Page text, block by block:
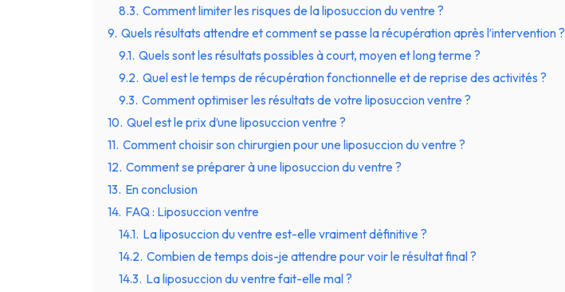
8.3. Comment limiter les risques de la liposuccion du ventre ?
9. Quels résultats attendre et comment se passe la récupération après l’intervention ?
9.1. Quels sont les résultats possibles à court, moyen et long terme ?
9.2. Quel est le temps de récupération fonctionnelle et de reprise des activités ?
9.3. Comment optimiser les résultats de votre liposuccion ventre ?
10. Quel est le prix d’une liposuccion ventre ?
11. Comment choisir son chirurgien pour une liposuccion du ventre ?
12. Comment se préparer à une liposuccion du ventre ?
13. En conclusion
14. FAQ : Liposuccion ventre
14.1. La liposuccion du ventre est-elle vraiment définitive ?
14.2. Combien de temps dois-je attendre pour voir le résultat final ?
14.3. La liposuccion du ventre fait-elle mal ?